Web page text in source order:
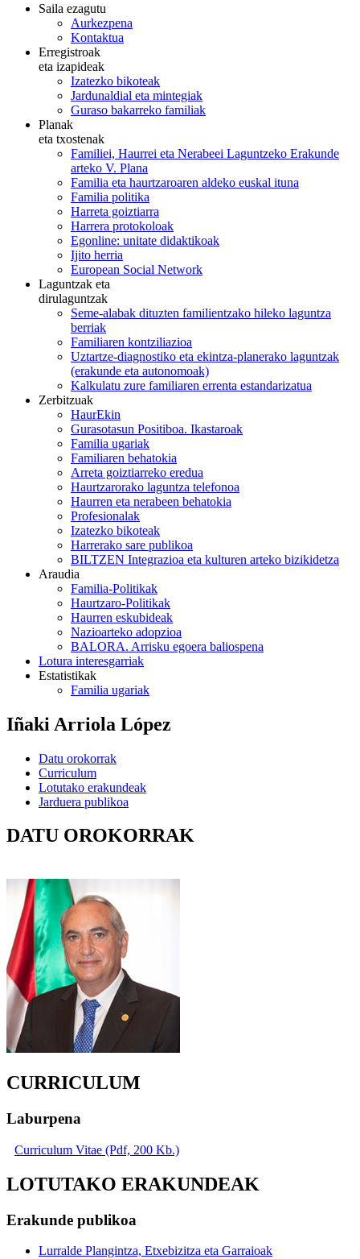
Saila ezagutu
Aurkezpena
Kontaktua
Erregistroak
eta izapideak
Izatezko bikoteak
Jardunaldial eta mintegiak
Guraso bakarreko familiak
Planak
eta txostenak
Familiei, Haurrei eta Nerabeei Laguntzeko Erakunde
arteko V. Plana
Familia eta haurtzaroaren aldeko euskal ituna
Familia politika
Harreta goiztiarra
Harrera protokoloak
Egonline: unitate didaktikoak
Ijito herria
European Social Network
Laguntzak eta
dirulaguntzak
Seme-alabak dituzten familientzako hileko laguntza
berriak
Familiaren kontziliazioa
Uztartze-diagnostiko eta ekintza-planerako laguntzak
(erakunde eta autonomoak)
Kalkulatu zure familiaren errenta estandarizatua
Zerbitzuak
HaurEkin
Gurasotasun Positiboa. Ikastaroak
Familia ugariak
Familiaren behatokia
Arreta goiztiarreko eredua
Haurtzarorako laguntza telefonoa
Haurren eta nerabeen behatokia
Profesionalak
Izatezko bikoteak
Harrerako sare publikoa
BILTZEN Integrazioa eta kulturen arteko bizikidetza
Araudia
Familia-Politikak
Haurtzaro-Politikak
Haurren eskubideak
Nazioarteko adopzioa
BALORA. Arrisku egoera baliospena
Lotura interesgarriak
Estatistikak
Familia ugariak
Iñaki Arriola López
Datu orokorrak
Curriculum
Lotutako erakundeak
Jarduera publikoa
DATU OROKORRAK
CURRICULUM
Laburpena
Curriculum Vitae (Pdf, 200 Kb.)
LOTUTAKO ERAKUNDEAK
Erakunde publikoa
Lurralde Plangintza, Etxebizitza eta Garraioak